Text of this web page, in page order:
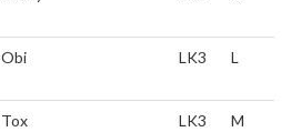
Obi LK3 L
Tox LK3 M